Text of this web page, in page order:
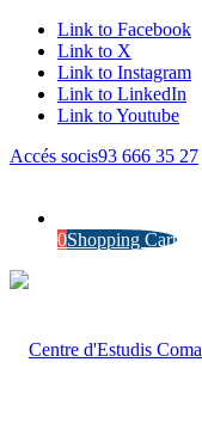
Link to Facebook
Link to X
Link to Instagram
Link to LinkedIn
Link to Youtube
Accés socis93 666 35 27
0Shopping Cart